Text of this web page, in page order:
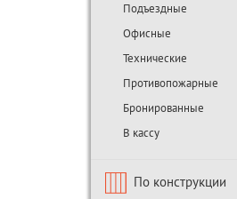
Подъездные
Офисные
Технические
Противопожарные
Бронированные
В кассу
По конструкции